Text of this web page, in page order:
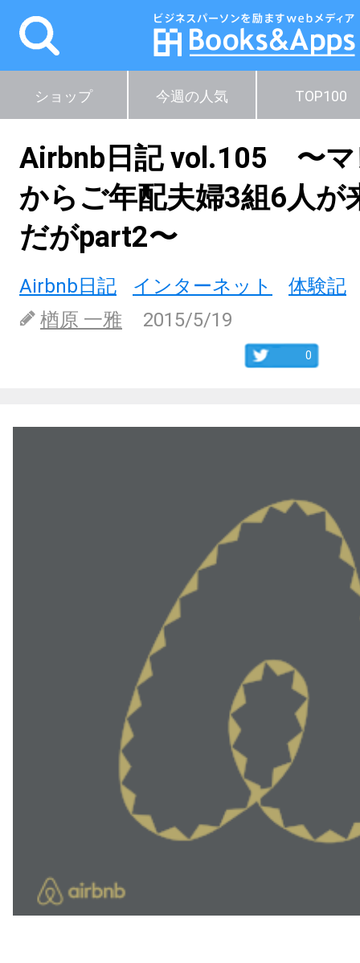
ショップ 今週の人気 TOP100
Airbnb日記 vol.105 〜マ
からご年配夫婦3組6人が
だがpart2〜
Airbnb日記 インターネット
体験記
楢原 一雅
2015/5/19
0